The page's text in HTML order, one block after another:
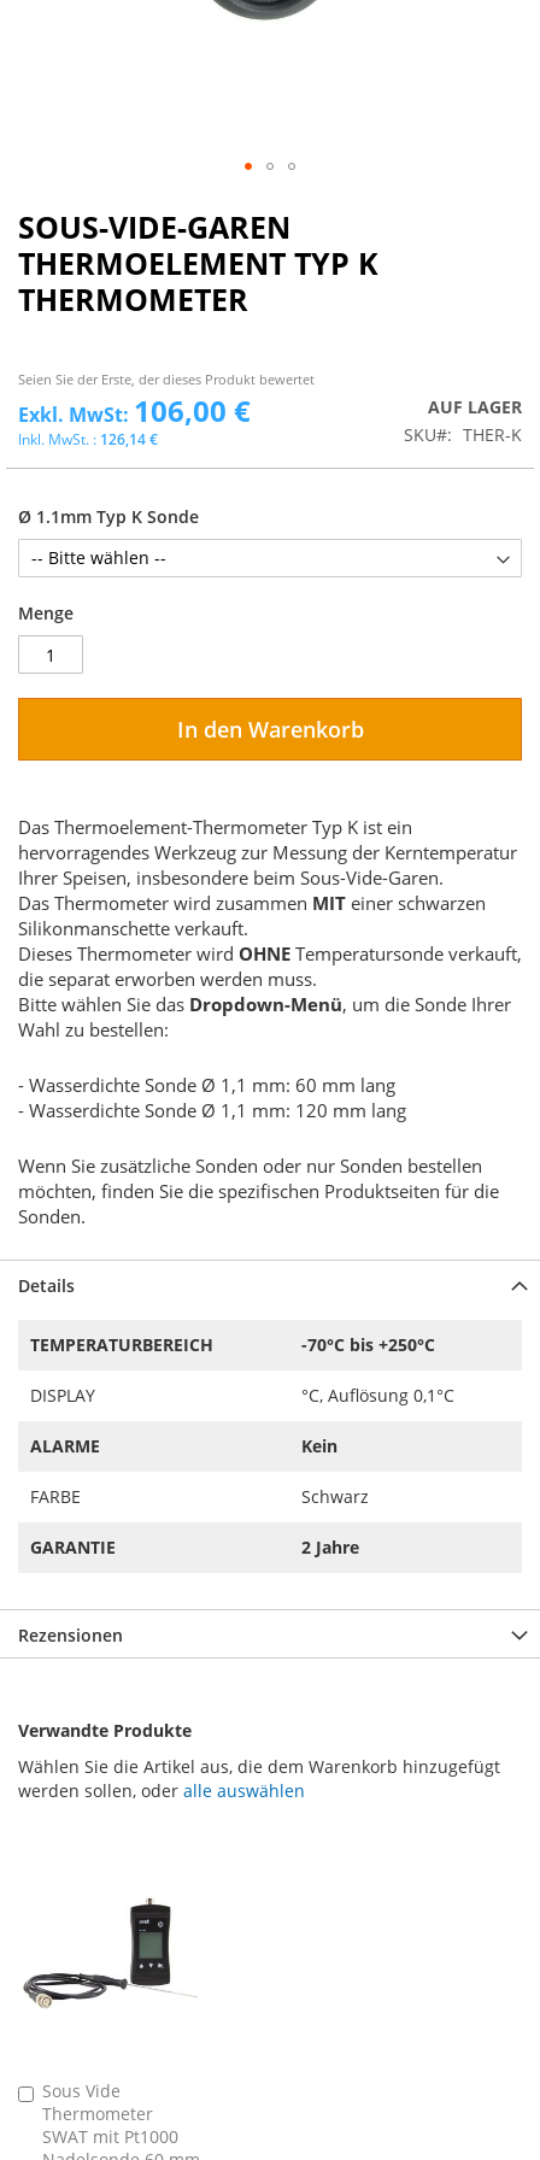
SOUS-VIDE-GAREN
THERMOELEMENT TYP K
THERMOMETER
Seien Sie der Erste, der dieses Produkt bewertet
126,14 €
106,00 €
AUF LAGER
SKU
THER-K
Ø 1.1mm Typ K Sonde
Menge
In den Warenkorb
Das Thermoelement-Thermometer Typ K ist ein
hervorragendes Werkzeug zur Messung der Kerntemperatur
Ihrer Speisen, insbesondere beim Sous-Vide-Garen.
Das Thermometer wird zusammen MIT einer schwarzen
Silikonmanschette verkauft.
Dieses Thermometer wird OHNE Temperatursonde verkauft,
die separat erworben werden muss.
Bitte wählen Sie das Dropdown-Menü, um die Sonde Ihrer
Wahl zu bestellen:
- Wasserdichte Sonde Ø 1,1 mm: 60 mm lang
- Wasserdichte Sonde Ø 1,1 mm: 120 mm lang
Wenn Sie zusätzliche Sonden oder nur Sonden bestellen
möchten, finden Sie die spezifischen Produktseiten für die
Sonden.
Details
TEMPERATURBEREICH -70°C bis +250°C
DISPLAY °C, Auflösung 0,1°C
ALARME Kein
FARBE Schwarz
GARANTIE 2 Jahre
Rezensionen
Verwandte Produkte
Wählen Sie die Artikel aus, die dem Warenkorb hinzugefügt
werden sollen, oder alle auswählen
Sous Vide
Thermometer
SWAT mit Pt1000
In
den
Warenkorb